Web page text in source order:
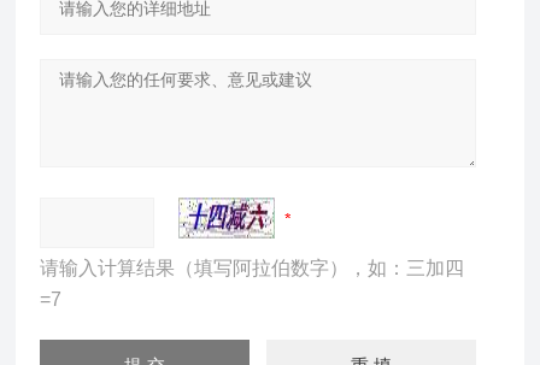
请输入计算结果（填写阿拉伯数字），如：三加四
=7